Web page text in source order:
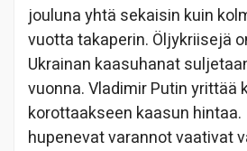
jouluna yhtä sekaisin kuin
vuotta takaperin. Öljykriisejä
Ukrainan kaasuhanat
vuonna. Vladimir Putin yrittää
korottaakseen kaasun
hupenevat varannot vaativat